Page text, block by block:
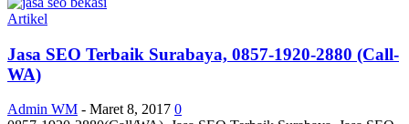
Artikel
Jasa SEO Terbaik Surabaya, 0857-1920-2880 (Call-
WA)
Admin WM - Maret 8, 2017 0